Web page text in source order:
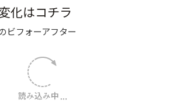
化はコチラ
ビフォーアフター